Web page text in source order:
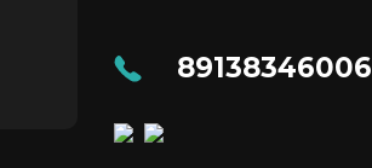
89138346006